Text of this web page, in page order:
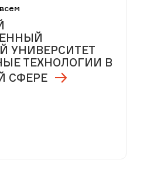
УНИВЕРСИТЕТ
ТЕХНОЛОГИИ В
СФЕРЕ